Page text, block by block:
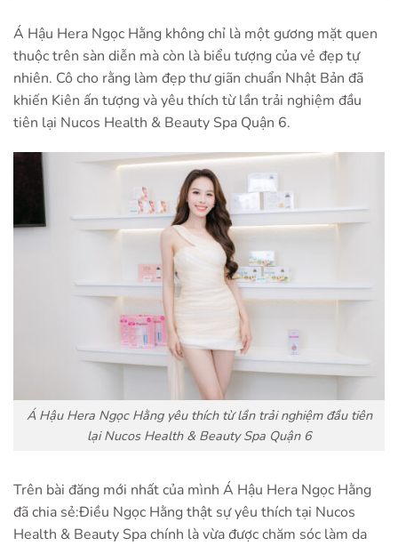
Á Hậu Hera Ngọc Hằng không chỉ là một gương mặt quen
thuộc trên sàn diễn mà còn là biểu tượng của vẻ đẹp tự
nhiên. Cô cho rằng làm đẹp thư giãn chuẩn Nhật Bản đã
khiến Kiên ấn tượng và yêu thích từ lần trải nghiệm đầu
tiên lại Nucos Health & Beauty Spa Quận 6.
Á Hậu Hera Ngọc Hằng yêu thích từ lần trải nghiệm đầu tiên
lại Nucos Health & Beauty Spa Quận 6
Trên bài đăng mới nhất của mình Á Hậu Hera Ngọc Hằng
đã chia sẻ:Điều Ngọc Hằng thật sự yêu thích tại Nucos
Health & Beauty Spa chính là vừa được chăm sóc làm da